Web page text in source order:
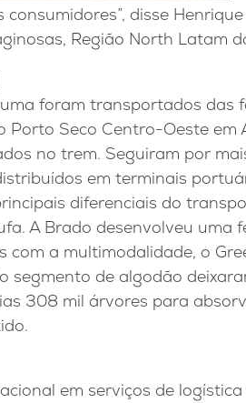
disse
Região North Latam
foram transportados das
Porto Seco Centro-Oeste em
no trem. Seguiram por
em terminais
diferenciais do
A Brado desenvolveu uma
com a multimodalidade, o
segmento de algodão
308 mil árvores para
em serviços de